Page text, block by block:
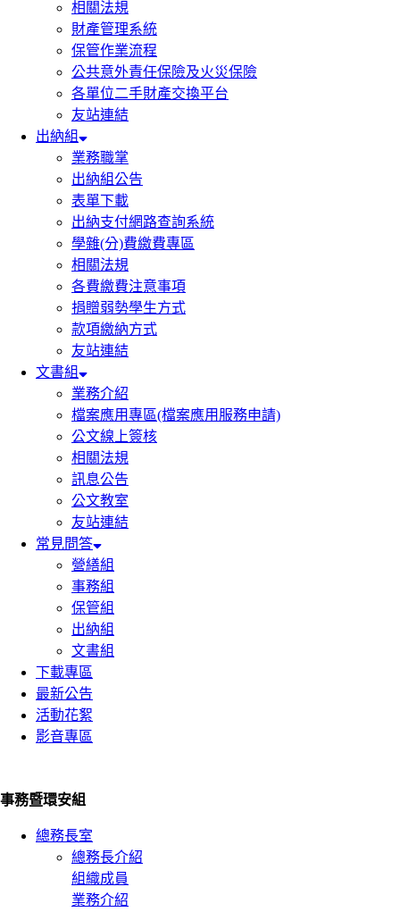
相關法規
財產管理系統
保管作業流程
公共意外責任保險及火災保險
各單位二手財產交換平台
友站連結
出納組
業務職掌
出納組公告
表單下載
出納支付網路查詢系統
學雜(分)費繳費專區
相關法規
各費繳費注意事項
捐贈弱勢學生方式
款項繳納方式
友站連結
文書組
業務介紹
檔案應用專區(檔案應用服務申請)
公文線上簽核
相關法規
訊息公告
公文教室
友站連結
常見問答
營繕組
事務組
保管組
出納組
文書組
下載專區
最新公告
活動花絮
影音專區
事務暨環安組
總務長室
總務長介紹
組織成員
業務介紹